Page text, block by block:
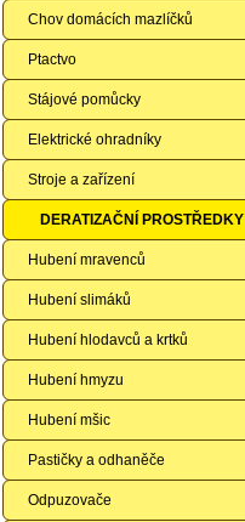
Chov domácích mazlíčků
Ptactvo
Stájové pomůcky
Elektrické ohradníky
Stroje a zařízení
DERATIZAČNÍ PROSTŘEDKY
Hubení mravenců
Hubení slimáků
Hubení hlodavců a krtků
Hubení hmyzu
Hubení mšic
Pastičky a odhaněče
Odpuzovače